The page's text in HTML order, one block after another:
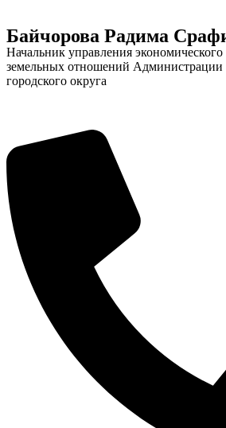
Экономика
Байчорова Радима
Начальник управления экономического
земельных отношений Администрации
городского округа